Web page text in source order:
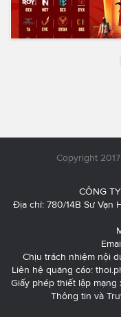
Copyright
CÔNG
Địa chỉ: 780/14B Sư Vạn
Chịu trách nhiệm nội
Liên hệ quảng cáo:
Giấy phép thiết lập mạng
Thông tin và